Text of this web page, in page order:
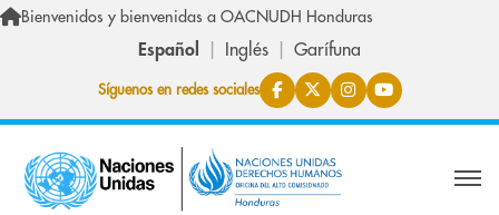
Pasar al contenido principal
Bienvenidos y bienvenidas a OACNUDH Honduras
Español Inglés Garífuna
Síguenos en redes sociales